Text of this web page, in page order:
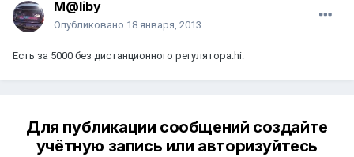
M@liby
Опубликовано 18 января, 2013
Есть за 5000 без дистанционного регулятора:hi:
Для публикации сообщений создайте
учётную запись или авторизуйтесь